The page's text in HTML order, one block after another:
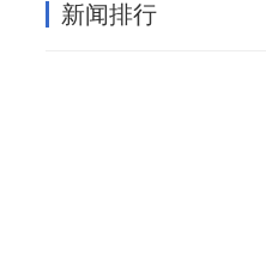
新闻排行